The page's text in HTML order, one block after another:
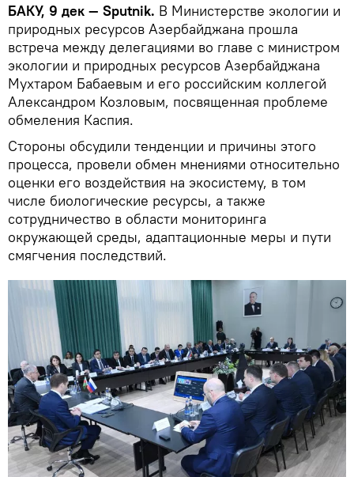
БАКУ, 9 дек — Sputnik. В Министерстве экологии и
природных ресурсов Азербайджана прошла
встреча между делегациями во главе с министром
экологии и природных ресурсов Азербайджана
Мухтаром Бабаевым и его российским коллегой
Александром Козловым, посвященная проблеме
обмеления Каспия.
Стороны обсудили тенденции и причины этого
процесса, провели обмен мнениями относительно
оценки его воздействия на экосистему, в том
числе биологические ресурсы, а также
сотрудничество в области мониторинга
окружающей среды, адаптационные меры и пути
смягчения последствий.